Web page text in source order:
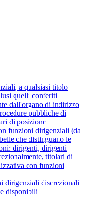
a qualsiasi titolo
quelli conferiti
dall'organo di indirizzo
pubbliche di
di posizione
funzioni dirigenziali (da
che distinguano le
dirigenti, dirigenti
titolari di
con funzioni
dirigenziali discrezionali
disponibili